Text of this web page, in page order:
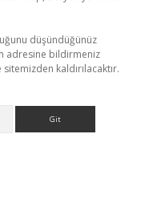
düşündüğünüz
adresine bildirmeniz
kaldırılacaktır.